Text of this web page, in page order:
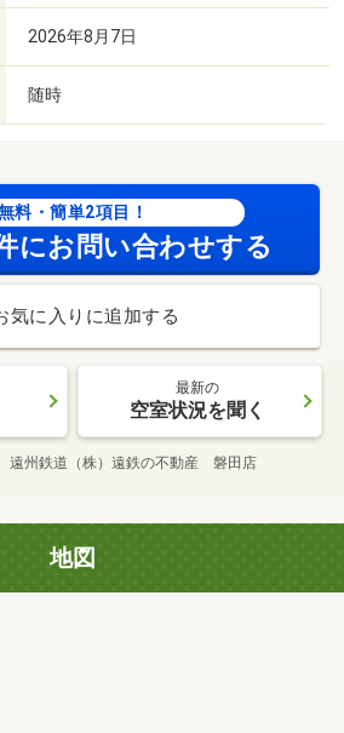
2026年8月7日
随時
料・簡単2項目！
にお問い合わせする
気に入りに追加する
最新の
空室状況を聞く
遠州鉄道（株）遠鉄の不動産 磐田店
地図